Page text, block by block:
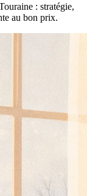
: stratégie,
au bon prix.